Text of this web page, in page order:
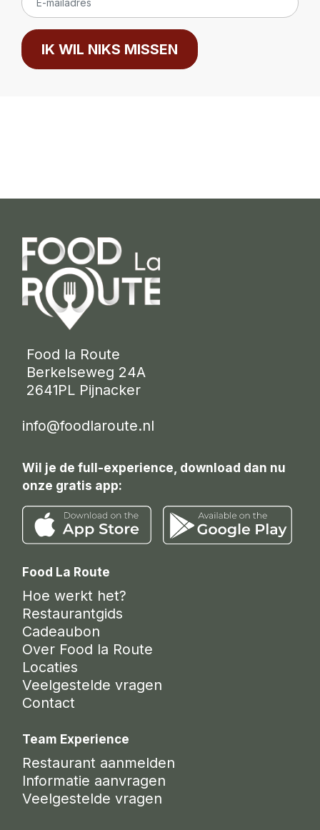
IK WIL NIKS MISSEN
Food la Route
Berkelseweg 24A
2641PL Pijnacker
info@foodlaroute.nl
Wil je de full-experience, download dan nu
onze gratis app:
Food La Route
Hoe werkt het?
Restaurantgids
Cadeaubon
Over Food la Route
Locaties
Veelgestelde vragen
Contact
Team Experience
Restaurant aanmelden
Informatie aanvragen
Veelgestelde vragen